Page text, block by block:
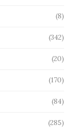
(8)
(342)
(20)
(170)
(84)
(285)